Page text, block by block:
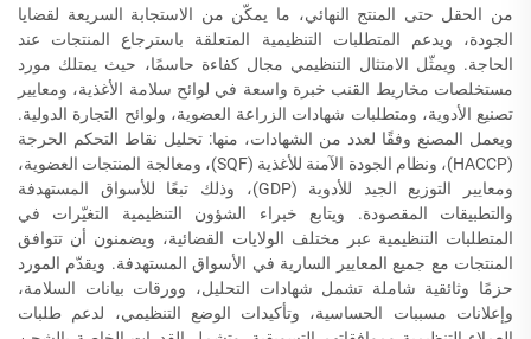
من الحقل حتى المنتج النهائي، ما يمكّن من الاستجابة السريعة لقضايا
الجودة، ويدعم المتطلبات التنظيمية المتعلقة باسترجاع المنتجات عند
الحاجة. ويمثّل الامتثال التنظيمي مجال كفاءة حاسمًا، حيث يمتلك مورد
مستخلصات مخاريط القنب خبرة واسعة في لوائح سلامة الأغذية، ومعايير
تصنيع الأدوية، ومتطلبات شهادات الزراعة العضوية، ولوائح التجارة الدولية.
ويعمل المصنع وفقًا لعدد من الشهادات، منها: تحليل نقاط التحكم الحرجة
(HACCP)، ونظام الجودة الآمنة للأغذية (SQF)، ومعالجة المنتجات العضوية،
ومعايير التوزيع الجيد للأدوية (GDP)، وذلك تبعًا للأسواق المستهدفة
والتطبيقات المقصودة. ويتابع خبراء الشؤون التنظيمية التغيّرات في
المتطلبات التنظيمية عبر مختلف الولايات القضائية، ويضمنون أن تتوافق
المنتجات مع جميع المعايير السارية في الأسواق المستهدفة. ويقدّم المورد
حزمًا وثائقية شاملة تشمل شهادات التحليل، وورقات بيانات السلامة،
وإعلانات مسببات الحساسية، وتأكيدات الوضع التنظيمي، لدعم طلبات